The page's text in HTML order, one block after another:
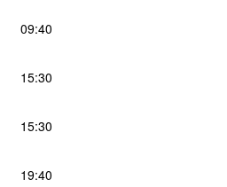
09:40
15:30
15:30
19:40